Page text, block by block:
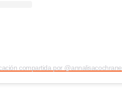
compartida por @annalisacochrane